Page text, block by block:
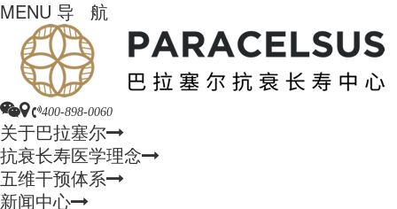
MENU 导 航
400-898-0060
关于巴拉塞尔
抗衰长寿医学理念
五维干预体系
新闻中心